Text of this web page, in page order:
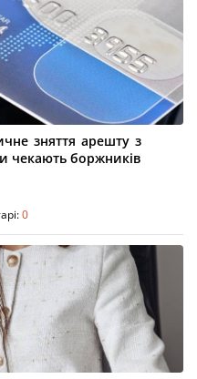
зняття арешту з
чекають боржників
0